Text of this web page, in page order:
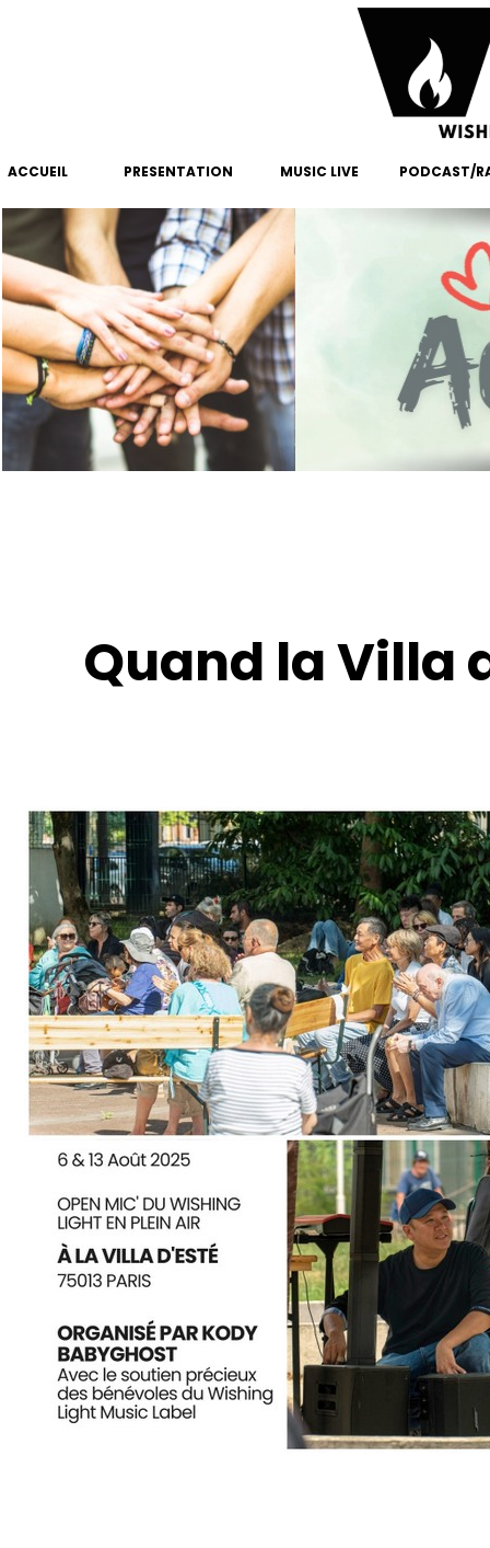
ACCUEIL PRESENTATION MUSIC LIVE PODCAST/
Quand la Villa